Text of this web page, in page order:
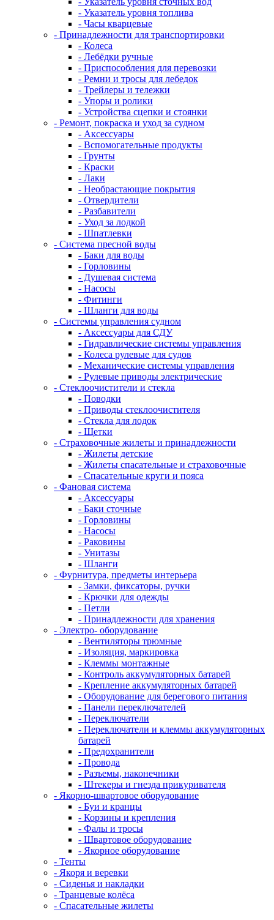
- Указатель уровня топлива
- Часы кварцевые
- Принадлежности для транспортировки
- Колеса
- Лебёдки ручные
- Приспособления для перевозки
- Ремни и тросы для лебедок
- Трейлеры и тележки
- Упоры и ролики
- Устройства сцепки и стоянки
- Ремонт, покраска и уход за судном
- Аксессуары
- Вспомогательные продукты
- Грунты
- Краски
- Лаки
- Необрастающие покрытия
- Отвердители
- Разбавители
- Уход за лодкой
- Шпатлевки
- Система пресной воды
- Баки для воды
- Горловины
- Душевая система
- Насосы
- Фитинги
- Шланги для воды
- Системы управления судном
- Аксессуары для СДУ
- Гидравлические системы управления
- Колеса рулевые для судов
- Механические системы управления
- Рулевые приводы электрические
- Стеклоочистители и стекла
- Поводки
- Приводы стеклоочистителя
- Стекла для лодок
- Щетки
- Страховочные жилеты и принадлежности
- Жилеты детские
- Жилеты спасательные и страховочные
- Спасательные круги и пояса
- Фановая система
- Аксессуары
- Баки сточные
- Горловины
- Насосы
- Раковины
- Унитазы
- Шланги
- Фурнитура, предметы интерьера
- Замки, фиксаторы, ручки
- Крючки для одежды
- Петли
- Принадлежности для хранения
- Электро- оборудование
- Вентиляторы трюмные
- Изоляция, маркировка
- Клеммы монтажные
- Контроль аккумуляторных батарей
- Крепление аккумуляторных батарей
- Оборудование для берегового питания
- Панели переключателей
- Переключатели
- Переключатели и клеммы аккумуляторных
батарей
- Предохранители
- Провода
- Разъемы, наконечники
- Штекеры и гнезда прикуривателя
- Якорно-швартовое оборудование
- Буи и кранцы
- Корзины и крепления
- Фалы и тросы
- Швартовое оборудование
- Якорное оборудование
- Тенты
- Якоря и веревки
- Сиденья и накладки
- Транцевые колёса
- Спасательные жилеты